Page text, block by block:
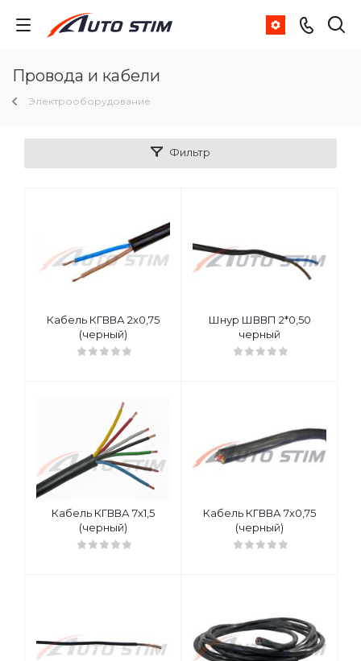
Провода и кабели
Электрооборудование
Фильтр
Кабель КГВВА 2х0,75
(черный)
Шнур ШВВП 2*0,50
черный
Кабель КГВВА 7х1,5
(черный)
Кабель КГВВА 7х0,75
(черный)